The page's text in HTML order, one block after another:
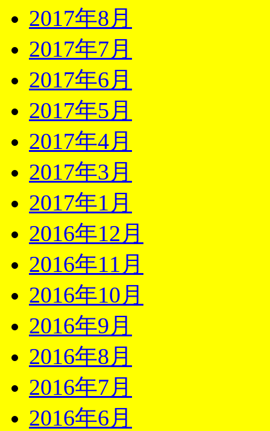
2017年8月
2017年7月
2017年6月
2017年5月
2017年4月
2017年3月
2017年1月
2016年12月
2016年11月
2016年10月
2016年9月
2016年8月
2016年7月
2016年6月